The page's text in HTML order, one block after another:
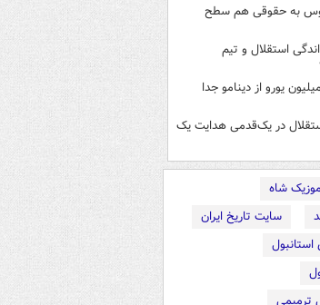
به حقوقی هم سطح
استقلال و تیم
حسین نژاد با ۲ میلیون یورو از دینامو جدا
در یک‌قدمی هدایت یک
موزیک شاه
سایت تاریخ ایران